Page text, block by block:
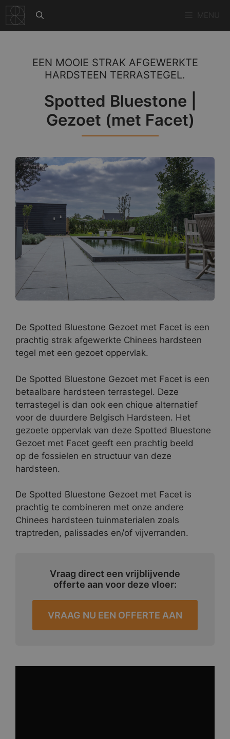
naar
de
EEN MOOIE STRAK AFGEWERKTE
HARDSTEEN TERRASTEGEL.
Spotted Bluestone |
Gezoet (met Facet)
De Spotted Bluestone Gezoet met Facet is een
prachtig strak afgewerkte Chinees hardsteen
tegel met een gezoet oppervlak.
De Spotted Bluestone Gezoet met Facet is een
betaalbare hardsteen terrastegel. Deze
terrastegel is dan ook een chique alternatief
voor de duurdere Belgisch Hardsteen. Het
gezoete oppervlak van deze Spotted Bluestone
Gezoet met Facet geeft een prachtig beeld
op de fossielen en structuur van deze
hardsteen.
De Spotted Bluestone Gezoet met Facet is
prachtig te combineren met onze andere
Chinees hardsteen tuinmaterialen zoals
traptreden, palissades en/of vijverranden.
Vraag direct een vrijblijvende
offerte aan voor deze vloer:
VRAAG NU EEN OFFERTE AAN